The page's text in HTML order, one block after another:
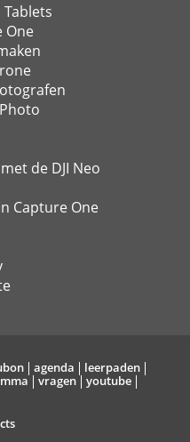
One
de DJI Neo
Capture One
agenda
leerpaden
vragen
youtube